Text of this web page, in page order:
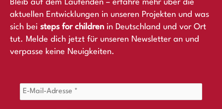
Bleib auf dem Laufenden – erfahre mehr über die
aktuellen Entwicklungen in unseren Projekten und was
sich bei steps for children in Deutschland und vor Ort
tut. Melde dich jetzt für unseren Newsletter an und
verpasse keine Neuigkeiten.